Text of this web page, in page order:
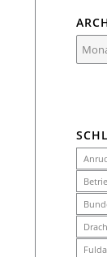
Fulda